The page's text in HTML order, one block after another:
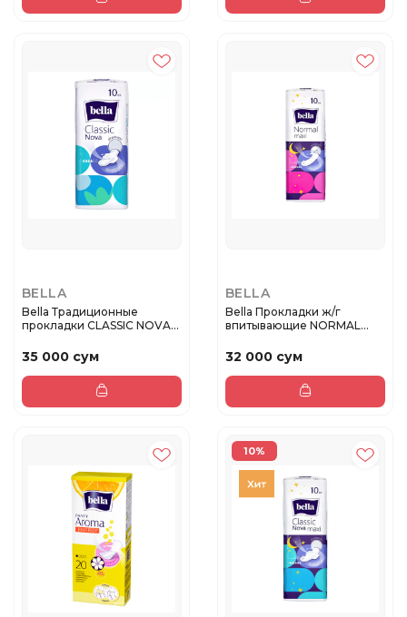
BELLA
Bella Традиционные
прокладки CLASSIC NOVA
35 000 сум
BELLA
Bella Прокладки ж/г
впитывающие NORMAL
32 000 сум
10%